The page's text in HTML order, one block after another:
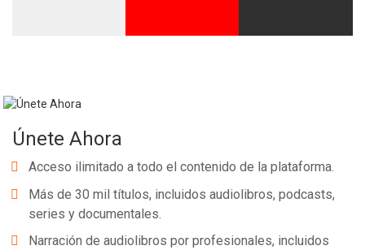
Únete Ahora
Acceso ilimitado a todo el contenido de la plataforma.
Más de 30 mil títulos, incluidos audiolibros, podcasts,
series y documentales.
Narración de audiolibros por profesionales, incluidos